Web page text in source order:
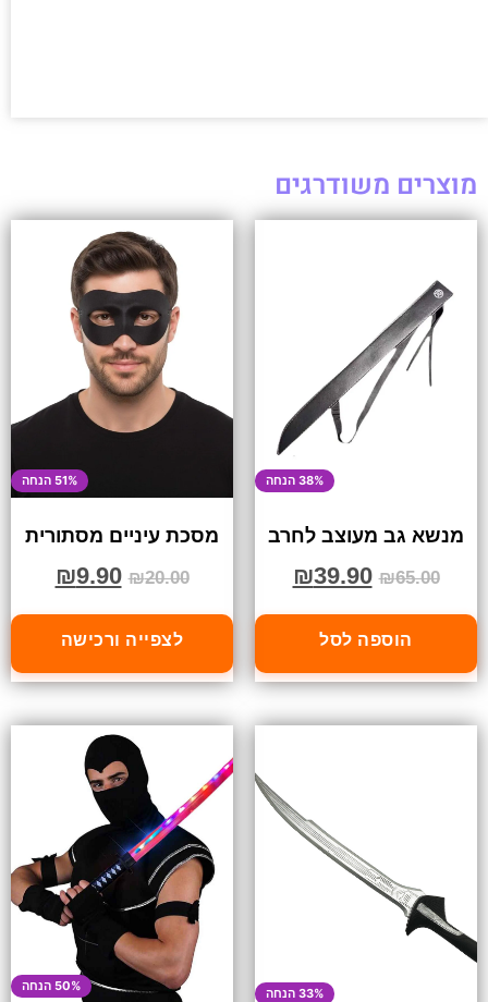
מוצרים משודרגים
38% הנחה
מנשא גב מעוצב לחרב
₪65.00
₪39.90
הוספה לסל
51% הנחה
מסכת עיניים מסתורית
₪20.00
₪9.90
לצפייה ורכישה
33% הנחה 50% הנחה